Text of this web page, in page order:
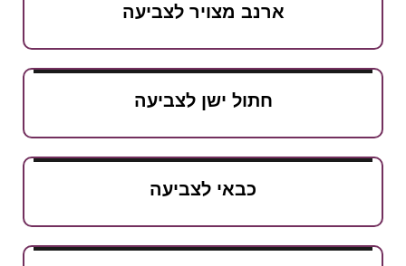
ארנב מצויר לצביעה
חתול ישן לצביעה
כבאי לצביעה